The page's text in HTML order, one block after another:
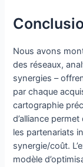
Nous avons
des réseaux,
synergies –
par chaque
cartographie
d’alliance
les partenariats
synergie/coût.
modèle